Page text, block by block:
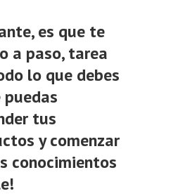
es que te
a paso, tarea
lo que debes
tus
y comenzar
conocimientos